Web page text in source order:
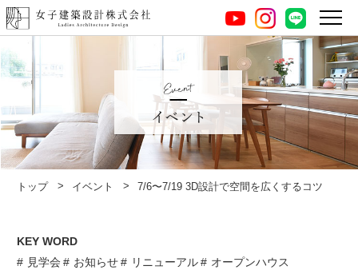
youtube instagram LINE
イベント
トップ イベント 7/6〜7/19 3D設計で空間を広くするコツ
KEY WORD
見学会
お知らせ リニューアル
オープンハウス